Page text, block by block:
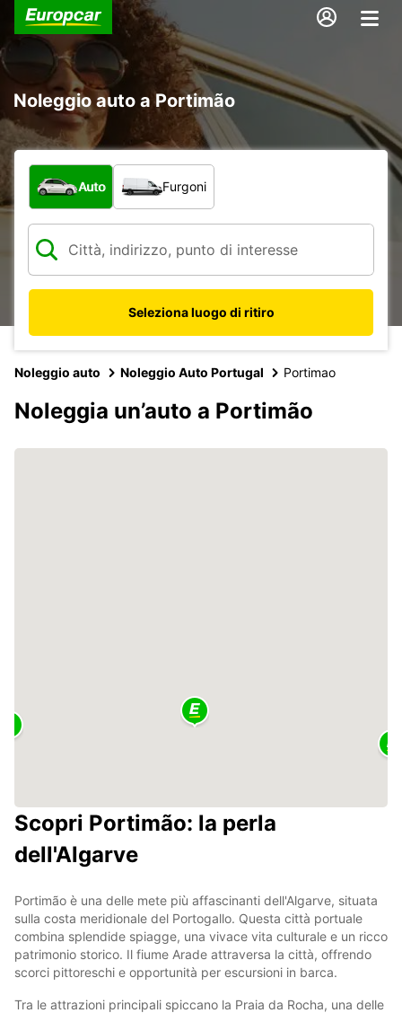
Noleggio auto a Portimão
Scegli la tipologia di veicolo:
Auto Furgoni
Seleziona luogo di ritiro
Noleggio auto Noleggio Auto Portugal Portimao
Noleggia un’auto a Portimão
Scopri Portimão: la perla
dell'Algarve
Portimão è una delle mete più affascinanti dell'Algarve, situata
sulla costa meridionale del Portogallo. Questa città portuale
combina splendide spiagge, una vivace vita culturale e un ricco
patrimonio storico. Il fiume Arade attraversa la città, offrendo
scorci pittoreschi e opportunità per escursioni in barca.
Tra le attrazioni principali spiccano la Praia da Rocha, una delle